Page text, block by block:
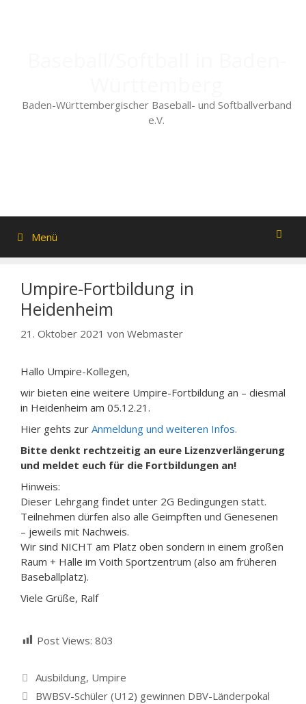
Baden-Württembergischer Baseball- und Softballverband
e.V.
Menü
Umpire-Fortbildung in
Heidenheim
21. Oktober 2021 von Webmaster
Hallo Umpire-Kollegen,
wir bieten eine weitere Umpire-Fortbildung an – diesmal
in Heidenheim am 05.12.21.
Hier gehts zur Anmeldung und weiteren Infos.
Bitte denkt rechtzeitig an eure Lizenzverlängerung
und meldet euch für die Fortbildungen an!
Hinweis:
Dieser Lehrgang findet unter 2G Bedingungen statt.
Teilnehmen dürfen also alle Geimpften und Genesenen
– jeweils mit Nachweis.
Wir sind NICHT am Platz oben sondern in einem großen
Raum + Halle im Voith Sportzentrum (also am früheren
Baseballplatz).
Viele Grüße, Ralf
Post Views: 803
Kategorien
Ausbildung, Umpire
BWBSV-Schüler (U12) gewinnen DBV-Länderpokal